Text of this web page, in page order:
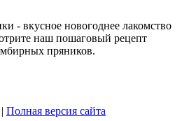
- вкусное новогоднее лакомство
наш пошаговый рецепт
пряников.
| Полная версия сайта